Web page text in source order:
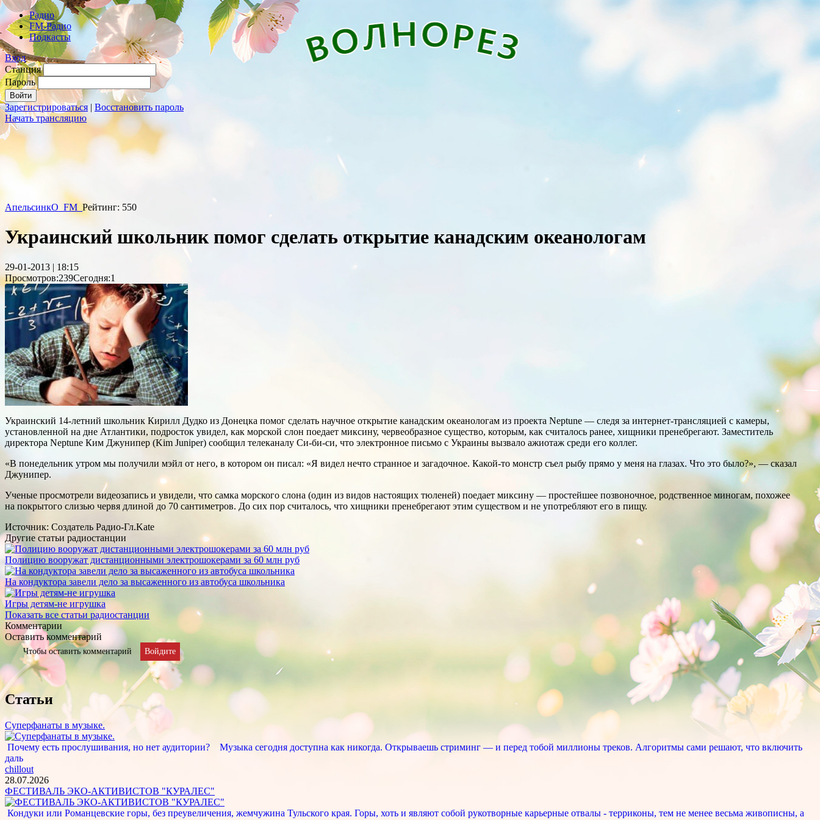
Радио
FM-Радио
Подкасты
Вход
Станция
Пароль
Зарегистрироваться | Восстановить пароль
Начать трансляцию
АпельсинкО_FM_ Рейтинг: 550
Украинский школьник помог сделать открытие канадским океанологам
29-01-2013 | 18:15
Просмотров:239Сегодня:1
Украинский 14-летний школьник Кирилл Дудко из Донецка помог сделать научное открытие канадским океанологам из проекта Neptune — следя за интернет-трансляцией с камеры,
установленной на дне Атлантики, подросток увидел, как морской слон поедает миксину, червеобразное существо, которым, как считалось ранее, хищники пренебрегают. Заместитель
директора Neptune Ким Джунипер (Kim Juniper) сообщил телеканалу Си-би-си, что электронное письмо с Украины вызвало ажиотаж среди его коллег.
«В понедельник утром мы получили мэйл от него, в котором он писал: «Я видел нечто странное и загадочное. Какой-то монстр съел рыбу прямо у меня на глазах. Что это было?», — сказал
Джунипер.
Ученые просмотрели видеозапись и увидели, что самка морского слона (один из видов настоящих тюленей) поедает миксину — простейшее позвоночное, родственное миногам, похожее
на покрытого слизью червя длиной до 70 сантиметров. До сих пор считалось, что хищники пренебрегают этим существом и не употребляют его в пищу.
Источник: Создатель Радио-Гл.Kate
Другие статьи радиостанции
Полицию вооружат дистанционными электрошокерами за 60 млн руб
На кондуктора завели дело за высаженного из автобуса школьника
Игры детям-не игрушка
Показать все статьи радиостанции
Комментарии
Оставить комментарий
Чтобы оставить комментарий Войдите
Статьи
Суперфанаты в музыке.
Почему есть прослушивания, но нет аудитории? Музыка сегодня доступна как никогда. Открываешь стриминг — и перед тобой миллионы треков. Алгоритмы сами решают, что включить
даль
chillout
28.07.2026
ФЕСТИВАЛЬ ЭКО-АКТИВИСТОВ "КУРАЛЕС"
Кондуки или Романцевские горы, без преувеличения, жемчужина Тульского края. Горы, хоть и являют собой рукотворные карьерные отвалы - терриконы, тем не менее весьма живописны, а